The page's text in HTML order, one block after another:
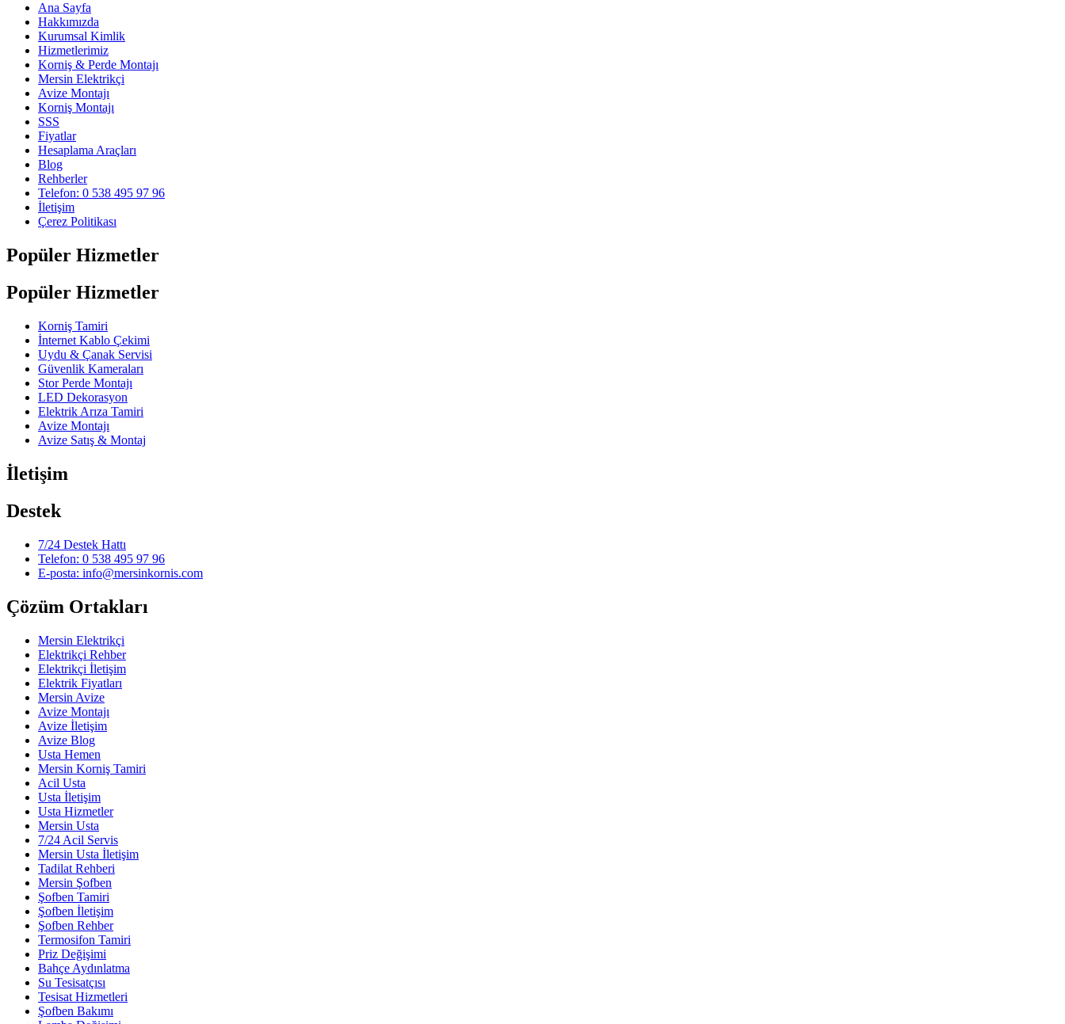
Ana Sayfa
Hakkımızda
Kurumsal Kimlik
Hizmetlerimiz
Korniş & Perde Montajı
Mersin Elektrikçi
Avize Montajı
Korniş Montajı
SSS
Fiyatlar
Hesaplama Araçları
Blog
Rehberler
Telefon: 0 538 495 97 96
İletişim
Çerez Politikası
Popüler Hizmetler
Popüler Hizmetler
Korniş Tamiri
İnternet Kablo Çekimi
Uydu & Çanak Servisi
Güvenlik Kameraları
Stor Perde Montajı
LED Dekorasyon
Elektrik Arıza Tamiri
Avize Montajı
Avize Satış & Montaj
İletişim
Destek
7/24 Destek Hattı
Telefon: 0 538 495 97 96
E-posta: info@mersinkornis.com
Çözüm Ortakları
Mersin Elektrikçi
Elektrikçi Rehber
Elektrikçi İletişim
Elektrik Fiyatları
Mersin Avize
Avize Montajı
Avize İletişim
Avize Blog
Usta Hemen
Mersin Korniş Tamiri
Acil Usta
Usta İletişim
Usta Hizmetler
Mersin Usta
7/24 Acil Servis
Mersin Usta İletişim
Tadilat Rehberi
Mersin Şofben
Şofben Tamiri
Şofben İletişim
Şofben Rehber
Termosifon Tamiri
Priz Değişimi
Bahçe Aydınlatma
Su Tesisatçısı
Tesisat Hizmetleri
Şofben Bakımı